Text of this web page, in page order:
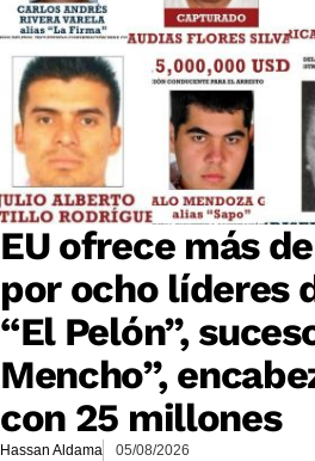
EU ofrece más
por ocho líderes
“El Pelón”,
Mencho”,
con 25 millones
Hassan Aldama 05/08/2026